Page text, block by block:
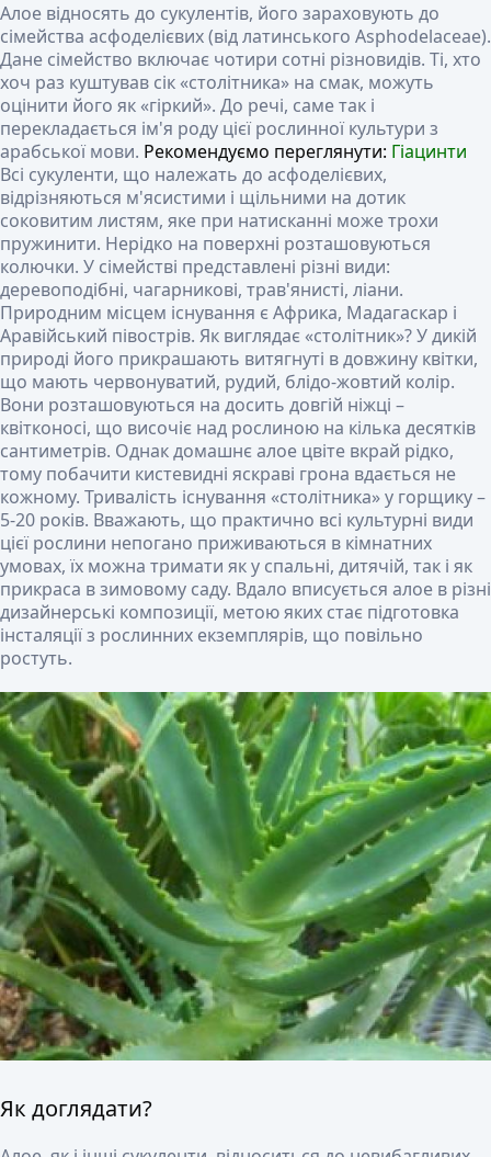
Алое відносять до сукулентів, його зараховують до
сімейства асфоделієвих (від латинського Asphodelaceae).
Дане сімейство включає чотири сотні різновидів. Ті, хто
хоч раз куштував сік «столітника» на смак, можуть
оцінити його як «гіркий». До речі, саме так і
перекладається ім'я роду цієї рослинної культури з
арабської мови. Рекомендуємо переглянути: Гіацинти
Всі сукуленти, що належать до асфоделієвих,
відрізняються м'ясистими і щільними на дотик
соковитим листям, яке при натисканні може трохи
пружинити. Нерідко на поверхні розташовуються
колючки. У сімействі представлені різні види:
деревоподібні, чагарникові, трав'янисті, ліани.
Природним місцем існування є Африка, Мадагаскар і
Аравійський півострів. Як виглядає «столітник»? У дикій
природі його прикрашають витягнуті в довжину квітки,
що мають червонуватий, рудий, блідо-жовтий колір.
Вони розташовуються на досить довгій ніжці –
квітконосі, що височіє над рослиною на кілька десятків
сантиметрів. Однак домашнє алое цвіте вкрай рідко,
тому побачити кистевидні яскраві грона вдається не
кожному. Тривалість існування «столітника» у горщику –
5-20 років. Вважають, що практично всі культурні види
цієї рослини непогано приживаються в кімнатних
умовах, їх можна тримати як у спальні, дитячій, так і як
прикраса в зимовому саду. Вдало вписується алое в різні
дизайнерські композиції, метою яких стає підготовка
інсталяції з рослинних екземплярів, що повільно
ростуть.
Як доглядати?